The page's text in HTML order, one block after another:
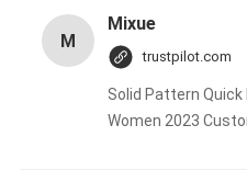
M
Mixue
trustpilot.com
Solid Pattern
Women 2023